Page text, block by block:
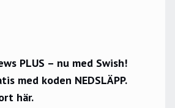
PLUS – nu med Swish!
med koden NEDSLÄPP.
här.